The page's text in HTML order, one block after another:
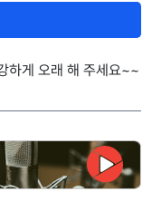
하게 오래 해 주세요~~